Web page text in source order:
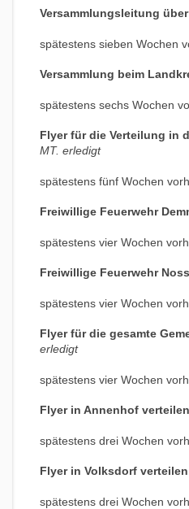
Versammlungsleitung
spätestens sieben Wochen
Versammlung beim
spätestens sechs Wochen
Flyer für die Verteilung in
MT. erledigt
spätestens fünf Wochen
Freiwillige Feuerwehr
spätestens vier Wochen
Freiwillige Feuerwehr
spätestens vier Wochen
Flyer für die gesamte
erledigt
spätestens vier Wochen
Flyer in Annenhof verteilen
spätestens drei Wochen
Flyer in Volksdorf verteilen
spätestens drei Wochen